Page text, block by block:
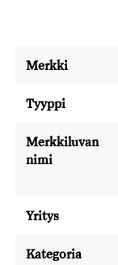
Merkki
Tyyppi
Merkkiluvan
nimi
Yritys
Kategoria